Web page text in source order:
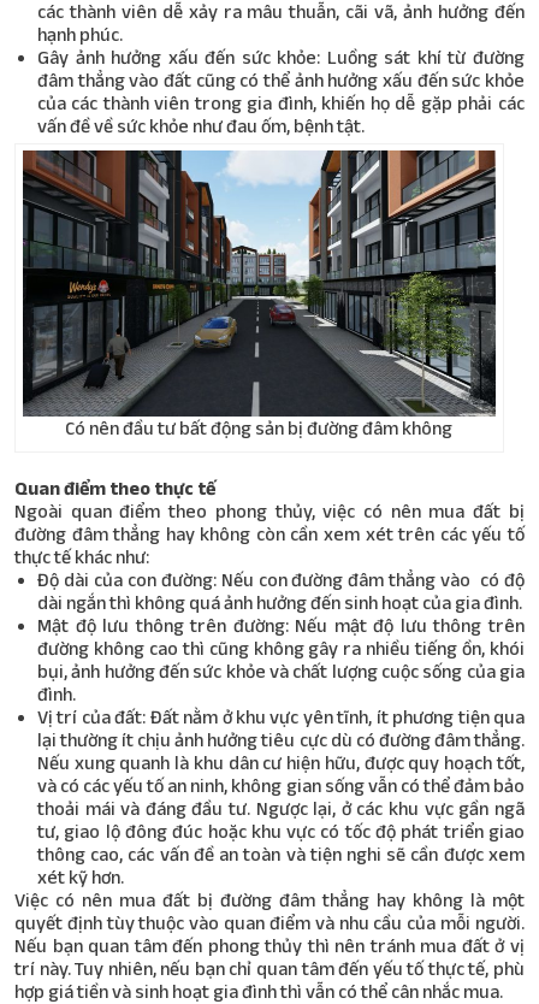
các thành viên dễ xảy ra mâu thuẫn, cãi vã, ảnh hưởng đến
hạnh phúc.
Gây ảnh hưởng xấu đến sức khỏe: Luồng sát khí từ đường
đâm thẳng vào đất cũng có thể ảnh hưởng xấu đến sức khỏe
của các thành viên trong gia đình, khiến họ dễ gặp phải các
vấn đề về sức khỏe như đau ốm, bệnh tật.
Có nên đầu tư bất động sản bị đường đâm không
Quan điểm theo thực tế
Ngoài quan điểm theo phong thủy, việc có nên mua đất bị
đường đâm thẳng hay không còn cần xem xét trên các yếu tố
thực tế khác như:
Độ dài của con đường: Nếu con đường đâm thẳng vào có độ
dài ngắn thì không quá ảnh hưởng đến sinh hoạt của gia đình.
Mật độ lưu thông trên đường: Nếu mật độ lưu thông trên
đường không cao thì cũng không gây ra nhiều tiếng ồn, khói
bụi, ảnh hưởng đến sức khỏe và chất lượng cuộc sống của gia
đình.
Vị trí của đất: Đất nằm ở khu vực yên tĩnh, ít phương tiện qua
lại thường ít chịu ảnh hưởng tiêu cực dù có đường đâm thẳng.
Nếu xung quanh là khu dân cư hiện hữu, được quy hoạch tốt,
và có các yếu tố an ninh, không gian sống vẫn có thể đảm bảo
thoải mái và đáng đầu tư. Ngược lại, ở các khu vực gần ngã
tư, giao lộ đông đúc hoặc khu vực có tốc độ phát triển giao
thông cao, các vấn đề an toàn và tiện nghi sẽ cần được xem
xét kỹ hơn.
Việc có nên mua đất bị đường đâm thẳng hay không là một
quyết định tùy thuộc vào quan điểm và nhu cầu của mỗi người.
Nếu bạn quan tâm đến phong thủy thì nên tránh mua đất ở vị
trí này. Tuy nhiên, nếu bạn chỉ quan tâm đến yếu tố thực tế, phù
hợp giá tiền và sinh hoạt gia đình thì vẫn có thể cân nhắc mua.